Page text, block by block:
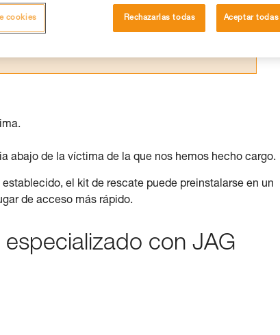
estas técnicas, solo y con total seguridad,
actividad. Pueden existir otras que no
abajo de la víctima de la que nos hemos hecho cargo.
el kit de rescate puede preinstalarse en un
de acceso más rápido.
con JAG
Rechazarlas todas Aceptar
cookies